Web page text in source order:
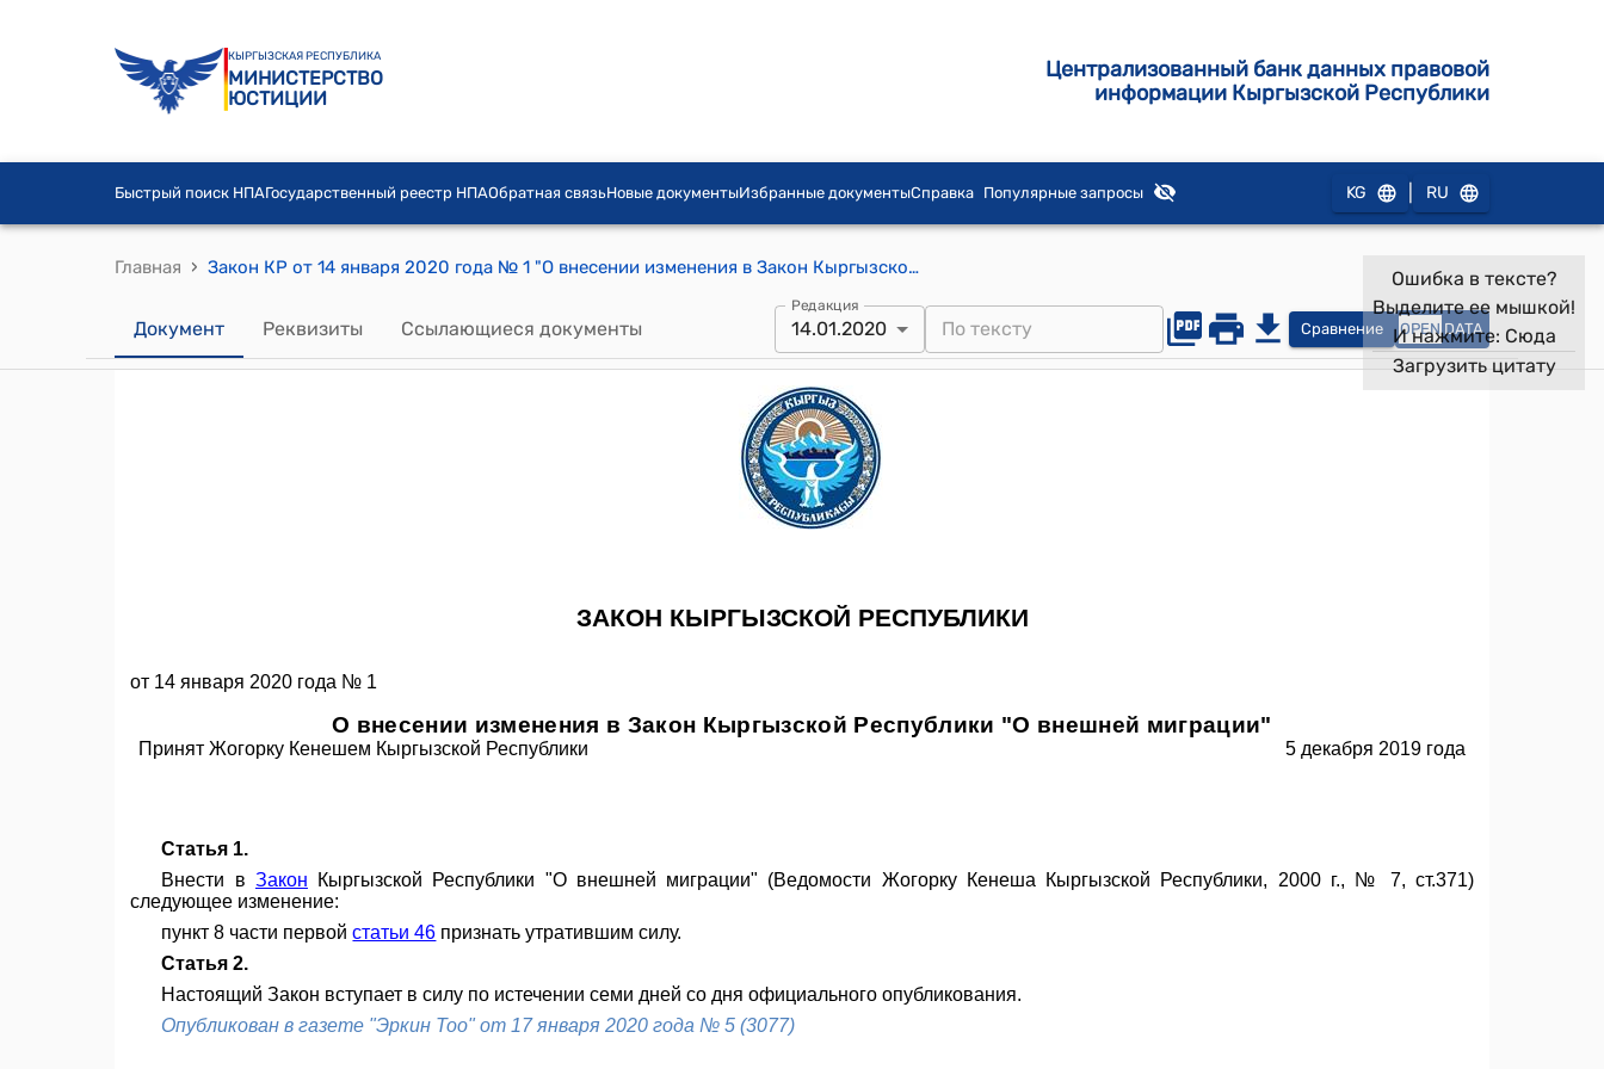
КЫРГЫЗСКАЯ РЕСПУБЛИКА
МИНИСТЕРСТВО
ЮСТИЦИИ
Централизованный банк данных правовой
информации Кыргызской Республики
Быстрый поиск НПАГосударственный реестр НПАОбратная связьНовые документыИзбранные документыСправка Популярные запросы KG RU
Главная › Закон КР от 14 января 2020 года № 1 "О внесении изменения в Закон Кыргызской Республики "О внешней миграции"
Документ Реквизиты Ссылающиеся документы
Редакция
14.01.2020 Сравнение OPEN DATA
Ошибка в тексте?
Выделите ее мышкой!
И нажмите: Сюда
Загрузить цитату